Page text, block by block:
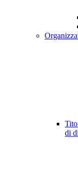
di